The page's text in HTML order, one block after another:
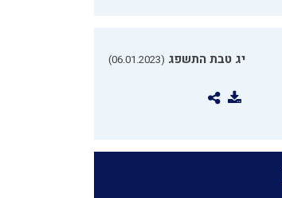
יג טבת התשפג (06.01.2023)